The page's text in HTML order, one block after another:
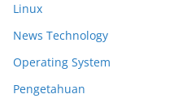
Linux
News Technology
Operating System
Pengetahuan